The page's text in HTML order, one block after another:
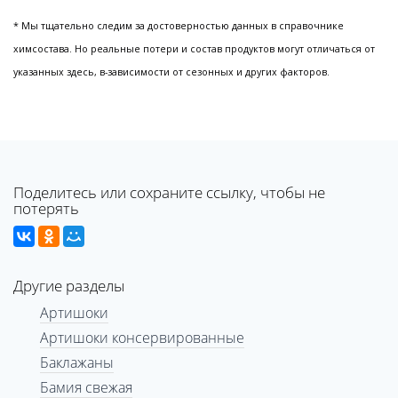
* Мы тщательно следим за достоверностью данных в справочнике
химсостава. Но реальные потери и состав продуктов могут отличаться от
указанных здесь, в-зависимости от сезонных и других факторов.
Поделитесь или сохраните ссылку, чтобы не
потерять
Другие разделы
Артишоки
Артишоки консервированные
Баклажаны
Бамия свежая